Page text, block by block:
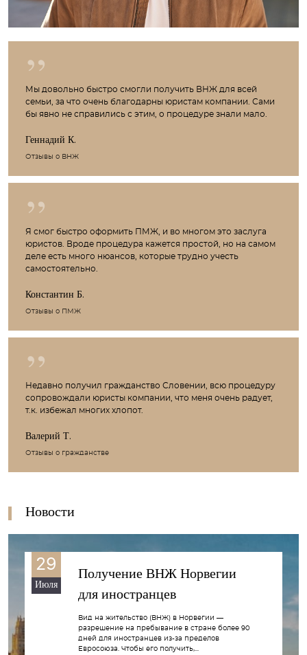
Мы довольно быстро смогли получить ВНЖ для всей
семьи, за что очень благодарны юристам компании. Сами
бы явно не справились с этим, о процедуре знали мало.
Геннадий К.
Отзывы о ВНЖ
Я смог быстро оформить ПМЖ, и во многом это заслуга
юристов. Вроде процедура кажется простой, но на самом
деле есть много нюансов, которые трудно учесть
самостоятельно.
Константин Б.
Отзывы о ПМЖ
Недавно получил гражданство Словении, всю процедуру
сопровождали юристы компании, что меня очень радует,
т.к. избежал многих хлопот.
Валерий Т.
Отзывы о гражданстве
Новости
29
Июля
Получение ВНЖ Норвегии
для иностранцев
Вид на жительство (ВНЖ) в Норвегии —
разрешение на пребывание в стране более 90
дней для иностранцев из-за пределов
Евросоюза. Чтобы его получить,...